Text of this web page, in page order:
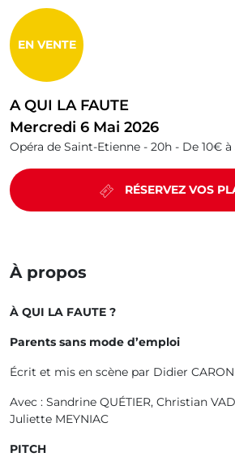
EN VENTE
A QUI LA FAUTE
Mercredi 6 Mai 2026
Opéra de Saint-Etienne - 20h - De 10€
RÉSERVEZ VOS
À propos
À QUI LA FAUTE ?
Parents sans mode d’emploi
Écrit et mis en scène par Didier CARON
Avec : Sandrine QUÉTIER, Christian
Juliette MEYNIAC
PITCH